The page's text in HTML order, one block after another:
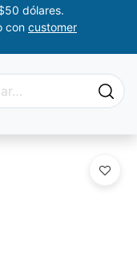
dólares.
con customer